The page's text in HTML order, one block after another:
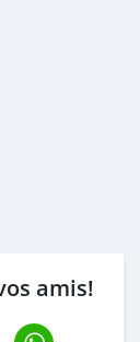
amis!